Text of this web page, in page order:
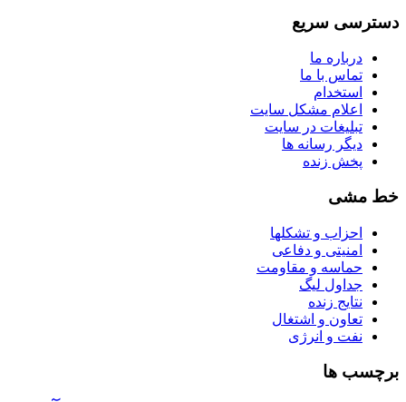
دسترسی سریع
درباره ما
تماس با ما
استخدام
اعلام مشکل سایت
تبلیغات در سایت
ديگر رسانه ها
پخش زنده
خط مشی
احزاب و تشکلها
امنیتی و دفاعی
حماسه و مقاومت
جداول لیگ
نتایج زنده
تعاون و اشتغال
نفت و انرژی
برچسب ها